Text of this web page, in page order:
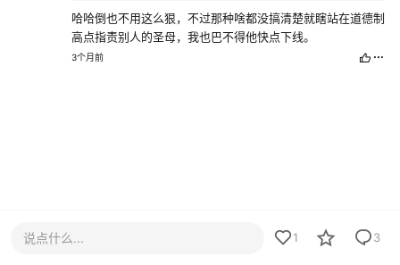
哈哈倒也不用这么狠，不过那种啥都没搞清楚就瞎站在道德制
高点指责别人的圣母，我也巴不得他快点下线。
3个月前
说点什么... 1 3